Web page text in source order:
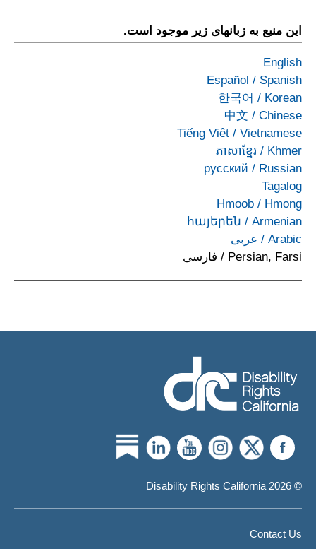
این منبع به زبانهای زیر موجود است.
English
Spanish
/
Español
Korean
/
한국어
Chinese
/
中文
Vietnamese
/
Tiếng Việt
Khmer
/
ភាសាខ្មែរ
Russian
/
русский
Tagalog
Hmong
/
Hmoob
Armenian
/
հայերեն
Arabic
/ عربى
Persian, Farsi
/ فارسی
© 2026 Disability Rights California
Contact Us